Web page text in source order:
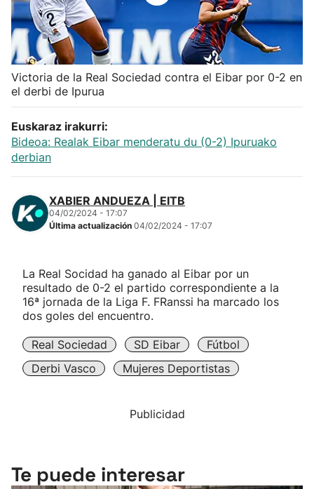
Balonmano
Kirolak 360
Atletismo
Carreras de montaña
"Helmuga"
Victoria de la Real Sociedad contra el Eibar por 0-2 en
el derbi de Ipurua
Euskaraz irakurri:
Bideoa: Realak Eibar menderatu du (0-2) Ipuruako
derbian
XABIER ANDUEZA | EITB
04/02/2024 - 17:07
Última actualización 04/02/2024 - 17:07
La Real Socidad ha ganado al Eibar por un
resultado de 0-2 el partido correspondiente a la
16ª jornada de la Liga F. FRanssi ha marcado los
dos goles del encuentro.
Real Sociedad SD Eibar
Fútbol
Derbi Vasco
Mujeres Deportistas
Publicidad
Te puede interesar